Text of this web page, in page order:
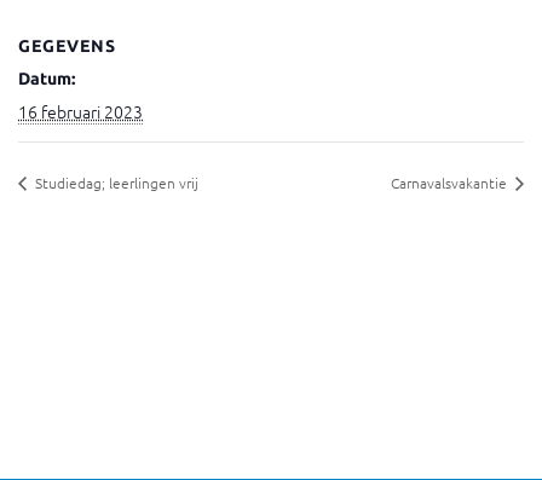
GEGEVENS
Datum:
16 februari 2023
Studiedag; leerlingen vrij Carnavalsvakantie